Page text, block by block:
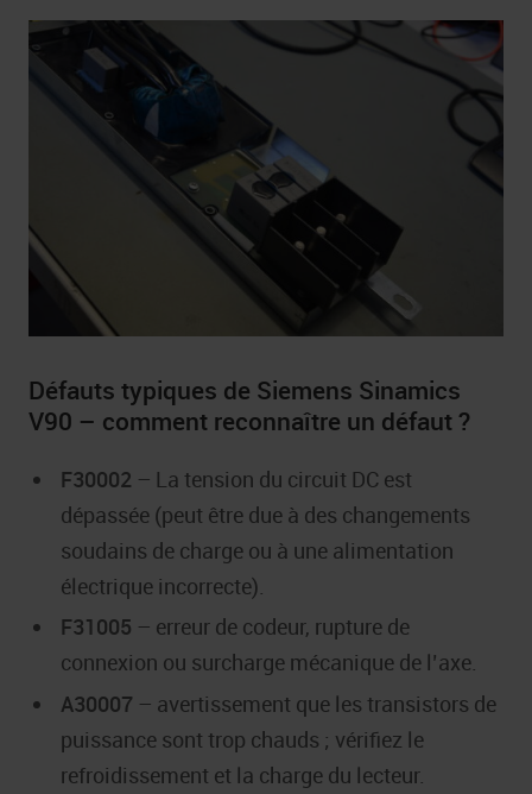
Défauts typiques de Siemens Sinamics
V90 – comment reconnaître un défaut ?
F30002 – La tension du circuit DC est
dépassée (peut être due à des changements
soudains de charge ou à une alimentation
électrique incorrecte).
F31005 – erreur de codeur, rupture de
connexion ou surcharge mécanique de l’axe.
A30007 – avertissement que les transistors de
puissance sont trop chauds ; vérifiez le
refroidissement et la charge du lecteur.